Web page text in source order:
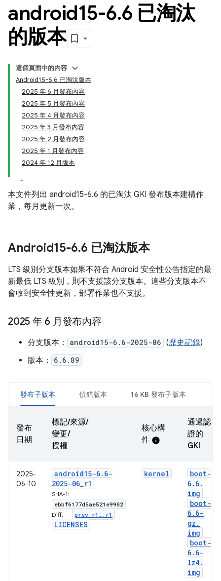
android15-6.6 已淘汰
的版本
這個頁面中的內容
Android15-6.6 已淘汰版本
2025 年 6 月發布內容
2025 年 5 月發布內容
2025 年 4 月發布內容
2025 年 3 月發布內容
2025 年 2 月發布內容
2025 年 1 月發布內容
2024 年 12 月版本
本文件列出 android15-6.6 的已淘汰 GKI 發布版本建構作
業，每月更新一次。
Android15-6.6 已淘汰版本
LTS 級別分支版本如果不符合 Android 安全性公告指定的最
新最低 LTS 級別，則不支援該分支版本。這些分支版本不
會收到安全性更新，部署作業也不支援。
2025 年 6 月發布內容
分支版本： android15-6.6-2025-06 (歷史記錄)
版本：
6.6.89
發布子版本 偵錯版本 16 KB 發布子版本
發布
日期
標記/來源/
變更/
授權
核心構
件 info
通過認
證的
GKI
2025-
06-10
android15-6. 6-
2025-06_r1
SHA-1:
ebbf6177d5ae521e9902
Diff: prev r1 . . r1
LICENSES
kernel
boot-
6. 6.
img
boot-
6. 6-
gz .
img
boot-
6. 6-
lz4.
img